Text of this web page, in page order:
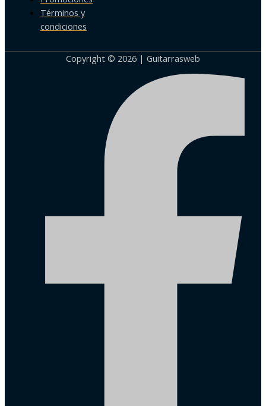
Términos y
condiciones
Copyright © 2026 | Guitarrasweb